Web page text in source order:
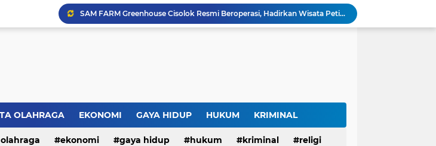
SAM FARM Greenhouse Cisolok Resmi Beroperasi, Hadirkan Wisata Petik Melon Premium dan Edukasi Pertanian Modern di Sukabumi
Warga Desak Penertiban Parkir Liar di Jalan Gatot Subroto Bandung, Kemacetan Dinilai Makin Mengkhawatirkan
Truk Bermuatan Kayu Mundur Lalu Terguling di Tanjakan Cisolok Sukabumi, Polisi: Diduga Tak Kuat Menanjak
OLAHRAGA EKONOMI GAYA HIDUP HUKUM KRIMINAL
ekonomi gaya hidup hukum kriminal religi